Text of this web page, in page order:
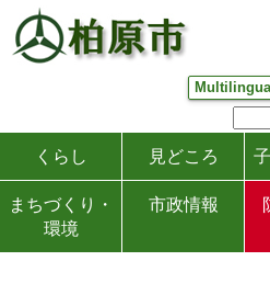
くらし 見どころ
まちづくり・
環境
市政情報